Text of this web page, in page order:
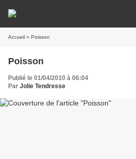
Accueil » Poisson
Poisson
Publié le 01/04/2010 à 06:04
Par Jolie Tendresse